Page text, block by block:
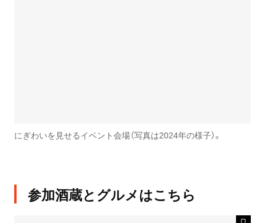
にぎわいを見せるイベント会場（写真は2024年の様子）。
参加酒蔵とグルメはこちら